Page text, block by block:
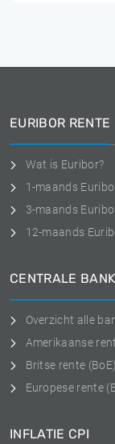
EURIBOR RENTE
Wat is Euribor?
1-maands
3-maands
12-maands
CENTRALE
Overzicht alle
Amerikaanse
Britse rente (BoE)
Europese rente
INFLATIE CPI